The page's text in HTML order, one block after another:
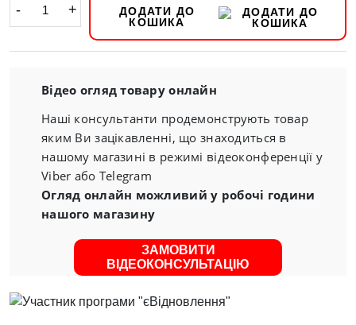
- +
ДОДАТИ ДО
КОШИКА
Відео огляд товару онлайн
Наші консультанти продемонструють товар
яким Ви зацікавленні, що знаходиться в
нашому магазині в режимі відеоконференції у
Viber або Telegram
Огляд онлайн можливий у робочі години
нашого магазину
ЗАМОВИТИ
ВІДЕОКОНСУЛЬТАЦІЮ